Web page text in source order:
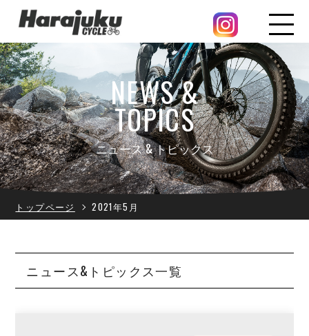
NEWS &
TOPICS
ニュース & トピックス
トップページ 2021年5月
ニュース&トピックス一覧